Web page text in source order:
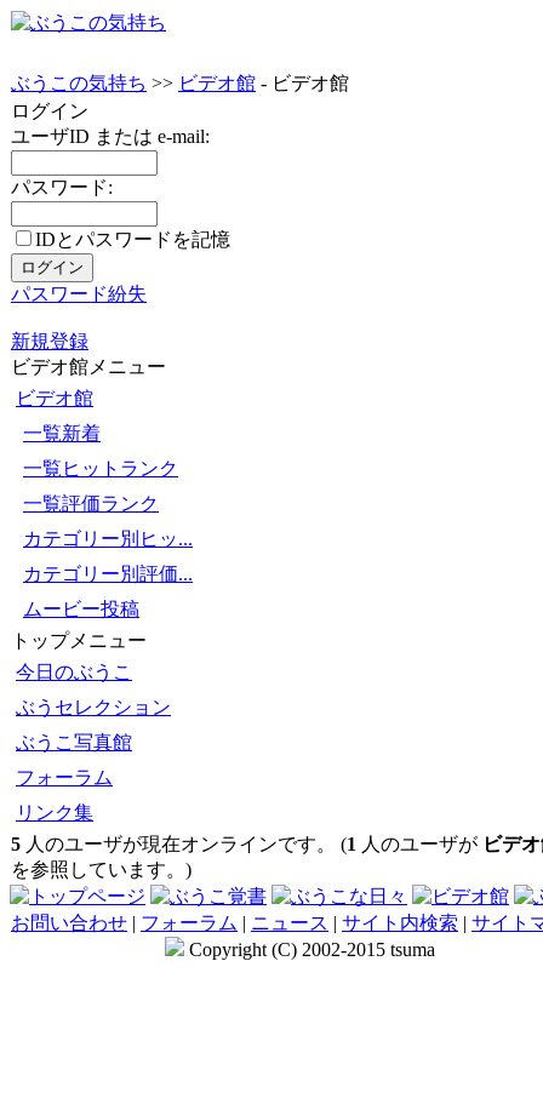
ぶうこの気持ち >> ビデオ館 - ビデオ館
ログイン
ユーザID または e-mail:
パスワード:
IDとパスワードを記憶
パスワード紛失
新規登録
ビデオ館メニュー
ビデオ館
一覧新着
一覧ヒットランク
一覧評価ランク
カテゴリー別ヒッ...
カテゴリー別評価...
ムービー投稿
トップメニュー
今日のぶうこ
ぶうセレクション
ぶうこ写真館
フォーラム
リンク集
5 人のユーザが現在オンラインです。 (1 人のユーザが ビデ
を参照しています。)
お問い合わせ | フォーラム | ニュース | サイト内検索 | サイト
Copyright (C) 2002-2015 tsuma